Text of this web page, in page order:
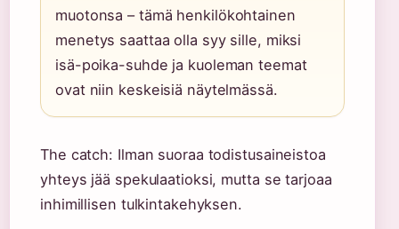
muotonsa – tämä henkilökohtainen
menetys saattaa olla syy sille, miksi
isä-poika-suhde ja kuoleman teemat
ovat niin keskeisiä näytelmässä.
The catch: Ilman suoraa todistusaineistoa
yhteys jää spekulaatioksi, mutta se tarjoaa
inhimillisen tulkintakehyksen.